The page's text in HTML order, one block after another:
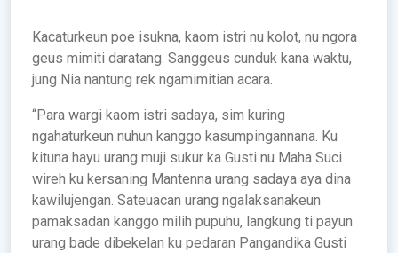
Kacaturkeun poe isukna, kaom istri nu kolot, nu ngora
geus mimiti daratang. Sanggeus cunduk kana waktu,
jung Nia nantung rek ngamimitian acara.
“Para wargi kaom istri sadaya, sim kuring
ngahaturkeun nuhun kanggo kasumpingannana. Ku
kituna hayu urang muji sukur ka Gusti nu Maha Suci
wireh ku kersaning Mantenna urang sadaya aya dina
kawilujengan. Sateuacan urang ngalaksanakeun
pamaksadan kanggo milih pupuhu, langkung ti payun
urang bade dibekelan ku pedaran Pangandika Gusti